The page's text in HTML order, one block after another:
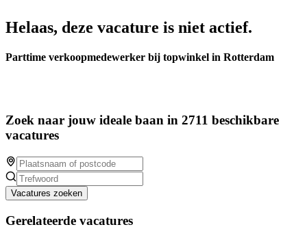
Helaas, deze vacature is niet actief.
Parttime verkoopmedewerker bij topwinkel in Rotterdam
Zoek naar jouw ideale baan in 2711 beschikbare
vacatures
Vacatures zoeken
Gerelateerde vacatures